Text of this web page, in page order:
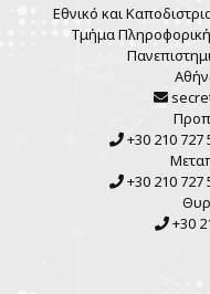
Εθνικό και
Τμήμα
+30 210 727
+30 210 727
+30